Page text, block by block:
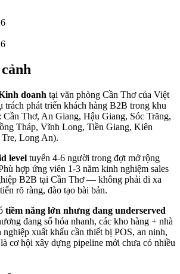
doanh tại văn phòng Cần Thơ của Việt
phát triển khách hàng B2B trong khu
Cần Thơ, An Giang, Hậu Giang, Sóc Trăng,
Tháp, Vĩnh Long, Tiền Giang, Kiên
Long An).
level tuyển 4-6 người trong đợt mở rộng
hợp ứng viên 1-3 năm kinh nghiệm sales
B2B tại Cần Thơ — không phải đi xa
rõ ràng, đào tạo bài bản.
tiềm năng lớn nhưng đang underserved
đang số hóa nhanh, các kho hàng + nhà
nghiệp xuất khẩu cần thiết bị POS, an ninh,
cơ hội xây dựng pipeline mới chưa có nhiều